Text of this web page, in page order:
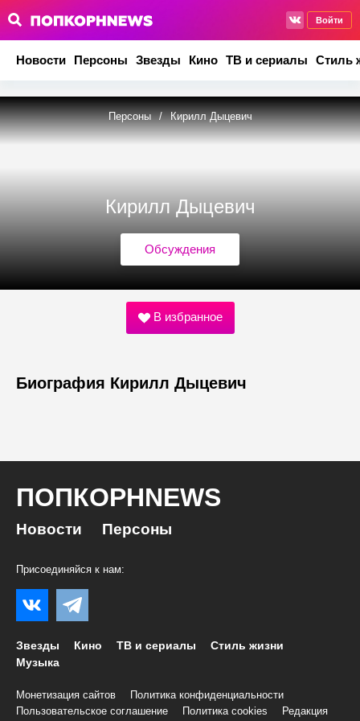
Войти
Новости Персоны Звезды Кино ТВ и сериалы Стиль
Персоны / Кирилл Дыцевич
Кирилл Дыцевич
Обсуждения
В избранное
Биография Кирилл Дыцевич
ПОПКОРНNEWS
Новости Персоны
Присоединяйся к нам:
Звезды Кино ТВ и сериалы
Стиль жизни
Музыка
Монетизация сайтов
Политика конфиденциальности
Пользовательское соглашение
Политика cookies Редакция